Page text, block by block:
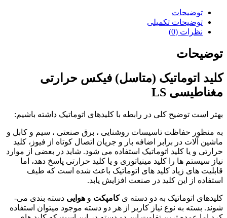
توضیحات
توضیحات تکمیلی
نظرات (0)
توضیحات
کلید اتوماتیک (متاسل) فیکس حرارتی
مغناطیسی LS
بهتر است توضیح کلی در رابطه با کلیدهای اتوماتیک داشته باشیم:
به منظور حفاظت تاسیسات روشنایی ، برق صنعتی ، سیم و کابل و
ماشین آلات در برابر اضافه بار و جریان اتصال کوتاه از فیوز، کلید
حرارتی و یا کلید اتوماتیک استفاده می شود. شاید در بعضی از موارد
نیاز سیستم ها را کلید مینیاتوری و یا کلید حرارتی پاسخ دهد، اما
قابلیت های زیاد کلید های اتوماتیک باعث شده است که طیف
استفاده از این کلید در صنعت افزایش یابد.
کلیدهای اتوماتیک به دو دسته­ یکامپکت و هوایی دسته بندی می­
شوند. بسته به نوع نیاز کاربر از هر دو دسته موجود میتوان استفاده